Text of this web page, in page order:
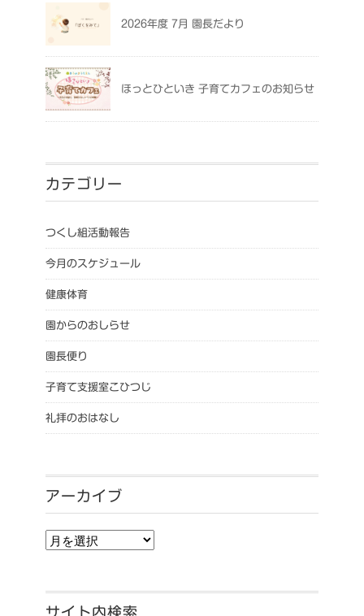
2026年度 7月 園長だより
ほっとひといき 子育てカフェのお知らせ
カテゴリー
つくし組活動報告
今月のスケジュール
健康体育
園からのおしらせ
園長便り
子育て支援室こひつじ
礼拝のおはなし
アーカイブ
アーカイブ
サイト内検索